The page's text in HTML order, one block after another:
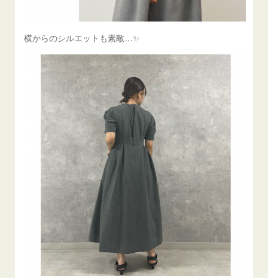
横からのシルエットも素敵…✨